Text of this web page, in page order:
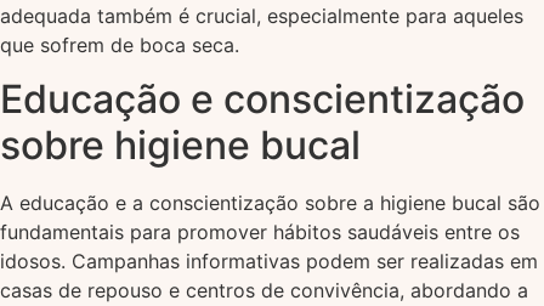
adequada também é crucial, especialmente para aqueles
que sofrem de boca seca.
Educação e conscientização
sobre higiene bucal
A educação e a conscientização sobre a higiene bucal são
fundamentais para promover hábitos saudáveis entre os
idosos. Campanhas informativas podem ser realizadas em
casas de repouso e centros de convivência, abordando a